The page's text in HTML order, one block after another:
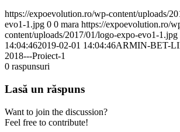
https://expoevolution.ro/wp-content/uploads/
evo1-1.jpg 0 0 mara https://expoevolution.ro/
content/uploads/2017/01/logo-expo-evo1-1.jpg
14:04:462019-02-01 14:04:46ARMIN-BET-
2018---Proiect-1
0 raspunsuri
Lasă un răspuns
Want to join the discussion?
Feel free to contribute!